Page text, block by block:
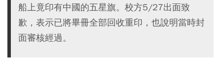
船上竟印有中國的五星旗。校方5/27出面致
歉，表示已將畢冊全部回收重印，也說明當時封
面審核經過。